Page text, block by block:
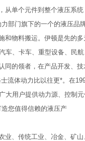
从单个元件到整个液压系
部门旗下的一个的液压
和物料搬运。伊顿是先的
车、卡车、重型设备、民
同的领者，在产品开发、
流体动力比以往更*。在
大用户提供动力源、控制
您值得信赖的液压产
业、传统工业、冶金、矿